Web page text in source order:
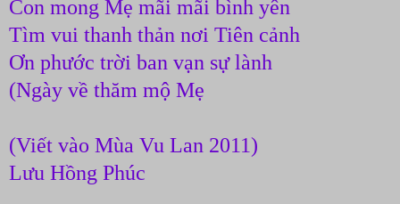
Con mong Mẹ mãi mãi bình yên
Tìm vui thanh thản nơi Tiên cảnh
Ơn phước trời ban vạn sự lành
(Ngày về thăm mộ Mẹ
(Viết vào Mùa Vu Lan 2011)
Lưu Hồng Phúc